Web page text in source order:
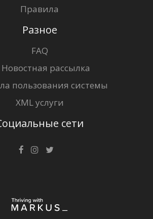
Правила
Разное
FAQ
рассылка
пользования системы
XML услуги
сети